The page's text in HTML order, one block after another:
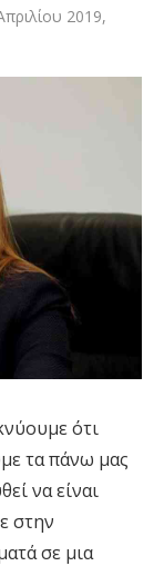
2019,
ότι
τα πάνω μας
να είναι
στην
σε μια